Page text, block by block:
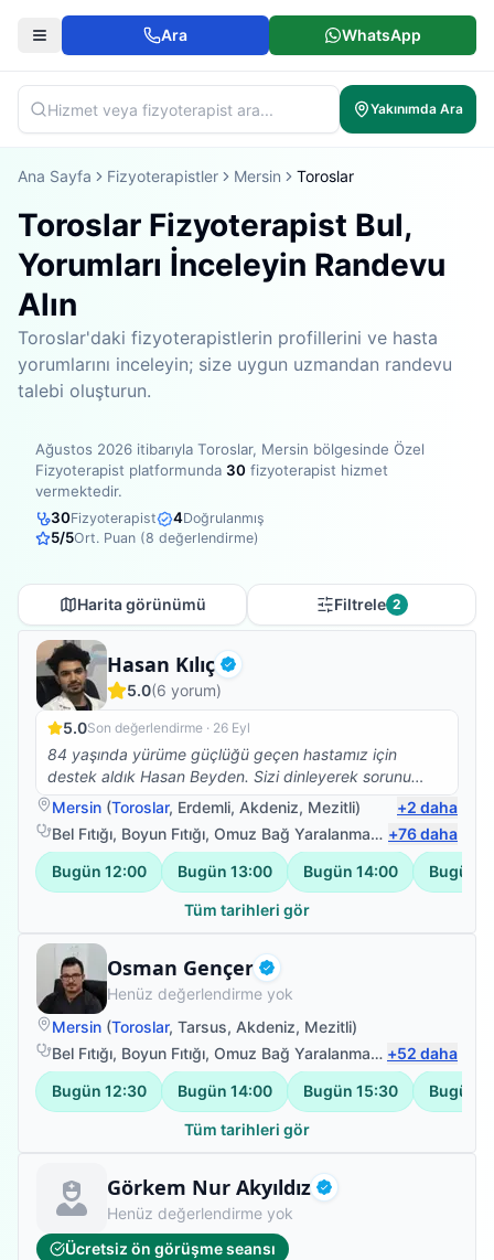
Ara WhatsApp
Yakınımda Ara
Ana Sayfa Fizyoterapistler Mersin Toroslar
Toroslar Fizyoterapist Bul,
Yorumları İnceleyin Randevu
Alın
Toroslar'daki fizyoterapistlerin profillerini ve hasta
yorumlarını inceleyin; size uygun uzmandan randevu
talebi oluşturun.
Ağustos 2026 itibarıyla Toroslar, Mersin bölgesinde Özel
Fizyoterapist platformunda 30 fizyoterapist hizmet
vermektedir.
30Fizyoterapist 4Doğrulanmış
5/5Ort. Puan (8 değerlendirme)
Harita görünümü Filtrele 2
Hasan Kılıç Doğrulanmış
Fizyoterapist
5.0(6 yorum)
5.0Son değerlendirme · 26 Eyl
84 yaşında yürüme güçlüğü geçen hastamız için
destek aldık Hasan Beyden. Sizi dinleyerek sorunu
daha net anlıyor ve neler yapılacağına, nasıl
ilerlenebileceğine dair tedavi süreci hakkında detaylı
bilgi veriyor; sonrasında planladığı egzersizlere
geçiliyor. Her seans bitiminde gelişme kaydettik.
İletişimi güçlü, ilgili, özenli.
Mersin (Toroslar, Erdemli, Akdeniz, Mezitli) +2 daha
Bel Fıtığı, Boyun Fıtığı, Omuz Bağ Yaralanması ,Protez
+76daha
Bugün 12:00 Bugün 13:00 Bugün 14:00 Bugün
Tüm tarihleri gör
Osman Gençer Doğrulanmış
Fizyoterapist
Henüz değerlendirme yok
Mersin (Toroslar, Tarsus, Akdeniz, Mezitli)
Bel Fıtığı, Boyun Fıtığı, Omuz Bağ Yaralanması ,Sırt Ağrısı
+52 daha
Bugün 12:30 Bugün 14:00 Bugün 15:30 Bugün
Tüm tarihleri gör
Görkem Nur Akyıldız Doğrulanmış
Fizyoterapist
Henüz değerlendirme yok
Ücretsiz ön görüşme seansı